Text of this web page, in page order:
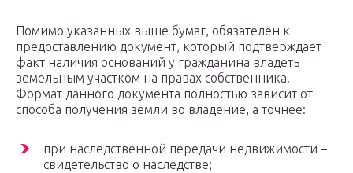
Помимо указанных выше бумаг, обязателен к
предоставлению документ, который подтверждает
факт наличия оснований у гражданина владеть
земельным участком на правах собственника.
Формат данного документа полностью зависит от
способа получения земли во владение, а точнее:
при наследственной передачи недвижимости –
свидетельство о наследстве;